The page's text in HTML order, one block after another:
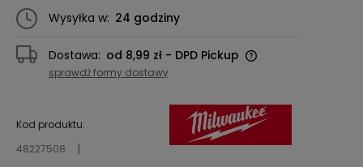
Wysyłka w: 24 godziny
Dostawa: od 8,99 zł - DPD Pickup
Cena nie zawiera ewentualnych kosztów
sprawdź formy dostawy
Kod produktu:
48227508